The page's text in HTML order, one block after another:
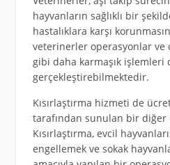
hayvanların sağlıklı bir
hastalıklara karşı
veterinerler operasyonlar
gibi daha karmaşık işlemleri
gerçekleştirebilmektedir.
Kısırlaştırma hizmeti de
tarafından sunulan bir
Kısırlaştırma, evcil
engellemek ve sokak